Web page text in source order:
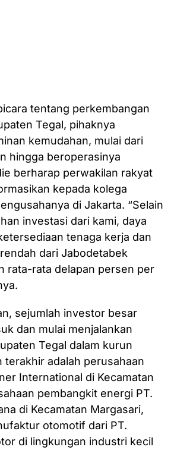
tentang perkembangan
Tegal, pihaknya
kemudahan, mulai dari
hingga beroperasinya
berharap perwakilan rakyat
kepada kolega
di Jakarta. “Selain
investasi dari kami, daya
tenaga kerja dan
dari Jabodetabek
rata-rata delapan persen per
sejumlah investor besar
dan mulai menjalankan
Tegal dalam kurun
terakhir adalah perusahaan
International di Kecamatan
pembangkit energi PT.
di Kecamatan Margasari,
otomotif dari PT.
di lingkungan industri kecil